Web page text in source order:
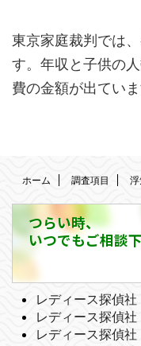
東京家庭裁判では
す。年収と子供の
費の金額が出てい
ホーム 調査項目
つらい時、
いつでもご相談
レディース探偵
レディース探偵
レディース探偵